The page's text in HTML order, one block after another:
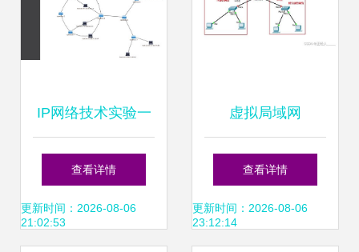
IP网络技术实验一
网络技术基础实践
查看详情
更新时间：2026-08-06
21:02:53
虚拟局域网
（VLAN）技术详
解 如何优化企业网
查看详情
更新时间：2026-08-06
23:12:14